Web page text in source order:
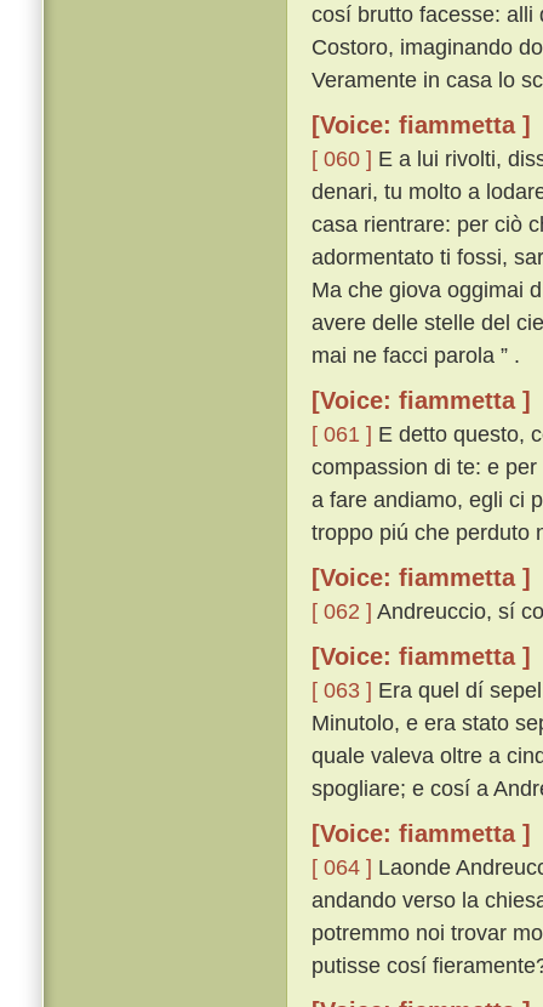
cosí brutto facesse: alli
Costoro, imaginando
Veramente in casa lo
[Voice: fiammetta ]
[ 060 ] E a lui rivolti,
denari, tu molto a
casa rientrare: per ciò
adormentato ti fossi,
Ma che giova oggimai
avere delle stelle del
mai ne facci parola ” .
[Voice: fiammetta ]
[ 061 ] E detto questo,
compassion di te: e
a fare andiamo, egli ci
troppo piú che perduto
[Voice: fiammetta ]
[ 062 ] Andreuccio, sí
[Voice: fiammetta ]
[ 063 ] Era quel dí
Minutolo, e era stato
quale valeva oltre a
spogliare; e cosí a
[Voice: fiammetta ]
[ 064 ] Laonde
andando verso la
potremmo noi trovar
putisse cosí